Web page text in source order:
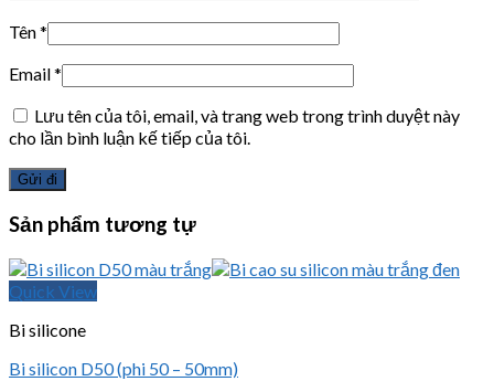
Tên*
Email*
Lưu tên của tôi, email, và trang web trong trình duyệt này
cho lần bình luận kế tiếp của tôi.
Sản phẩm tương tự
Quick View
Bi silicone
Bi silicon D50 (phi 50 – 50mm)